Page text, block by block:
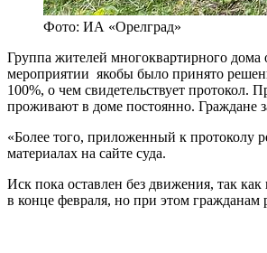
Фото: ИА «Орелград»
Группа жителей многоквартирного
мероприятии якобы было принято
100%, о чем свидетельствует протокол.
проживают в доме постоянно. Граждане
«Более того, приложенный к протоколу
материалах на сайте суда.
Иск пока оставлен без движения, так
в конце февраля, но при этом гражданам